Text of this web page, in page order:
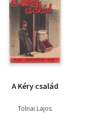
A Kéry család
Tolnai Lajos